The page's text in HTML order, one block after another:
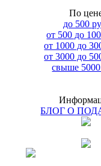
По
до 500
от 500 до
от 1000 до
от 3000 до
свыше
БЛОГ О